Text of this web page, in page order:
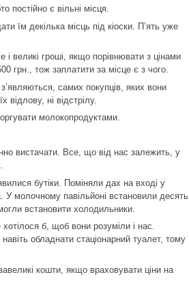
постійно є вільні місця.
їм декілька місць під кіоски. П’ять уже
і великі гроші, якщо порівнювати з цінами
грн., тож заплатити за місце є з чого.
самих покупців, яких вони
ні відстрілу.
молокопродуктами.
вистачати. Все, що від нас залежить, у
бутіки. Поміняли дах на вході у
молочному павільйоні встановили десять
встановити холодильники.
б, щоб вони розуміли і нас.
обладнати стаціонарний туалет, тому
кошти, якщо враховувати ціни на